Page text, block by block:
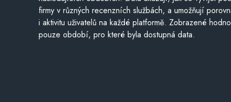
firmy v různých recenzních službách, a umožňují
i aktivitu uživatelů na každé platformě. Zobrazené
pouze období, pro které byla dostupná data.